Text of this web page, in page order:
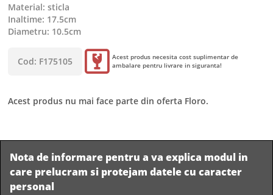
material: sticla
inaltime: 17.5cm
diametru: 10.5cm
Cod: F175105
Acest produs necesita cost suplimentar de
ambalare pentru livrare in siguranta!
Acest produs nu mai face parte din oferta Floro.
Nota de informare pentru a va explica modul in
care prelucram si protejam datele cu caracter
personal